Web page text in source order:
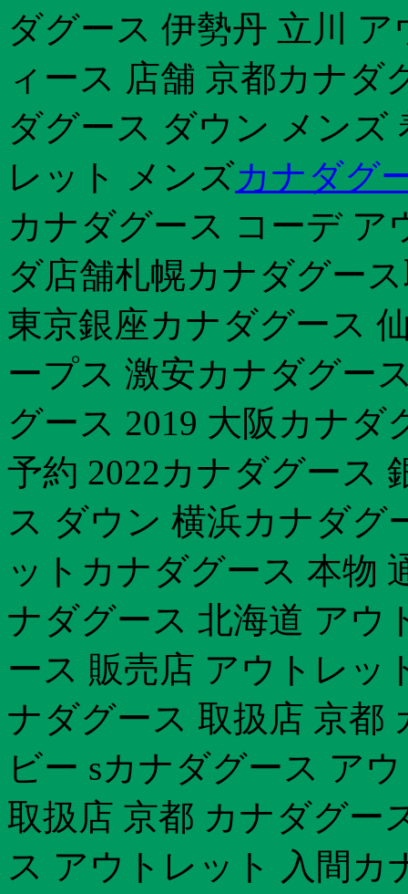
ダグース 伊勢丹 立川
ィース 店舗 京都カナダ
ダグース ダウン メンズ
レット メンズカナダグ
カナダグース コーデ
ダ店舗札幌カナダグー
東京銀座カナダグース
ープス 激安カナダグー
グース 2019 大阪カナダ
予約 2022カナダグース
ス ダウン 横浜カナダグ
ットカナダグース 本物
ナダグース 北海道 アウ
ース 販売店 アウトレッ
ナダグース 取扱店 京都
ビー sカナダグース ア
取扱店 京都 カナダグー
ス アウトレット 入間カ